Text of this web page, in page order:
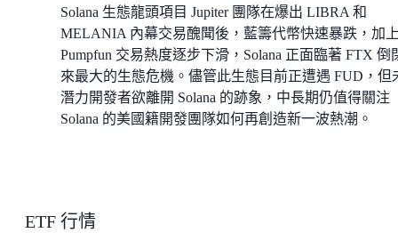
Solana 生態龍頭項目 Jupiter 團隊在爆出 LIBRA 和
MELANIA 內幕交易醜聞後，藍籌代幣快速暴跌，加
Pumpfun 交易熱度逐步下滑，Solana 正面臨著 FTX 倒
來最大的生態危機。儘管此生態目前正遭遇 FUD，但
潛力開發者欲離開 Solana 的跡象，中長期仍值得關注
Solana 的美國籍開發團隊如何再創造新一波熱潮。
ETF 行情